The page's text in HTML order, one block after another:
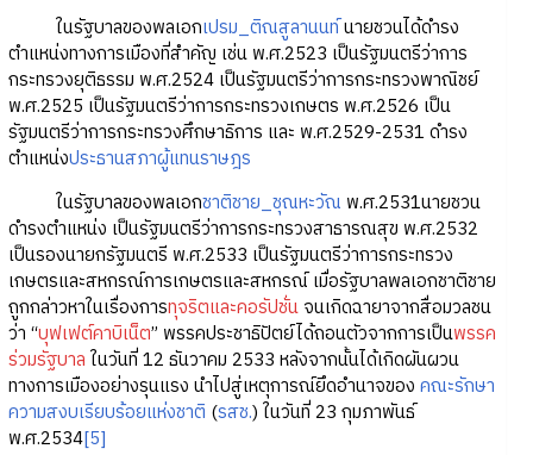
ในรัฐบาลของพลเอกเปรม_ติณสูลานนท์นายชวนได้ดำรง
ตำแหน่งทางการเมืองที่สำคัญ เช่น พ.ศ.2523 เป็นรัฐมนตรีว่าการ
กระทรวงยุติธรรม พ.ศ.2524 เป็นรัฐมนตรีว่าการกระทรวงพาณิชย์
พ.ศ.2525 เป็นรัฐมนตรีว่าการกระทรวงเกษตร พ.ศ.2526 เป็น
รัฐมนตรีว่าการกระทรวงศึกษาธิการ และ พ.ศ.2529-2531 ดำรง
ตำแหน่งประธานสภาผู้แทนราษฎร
ในรัฐบาลของพลเอกชาติชาย_ชุณหะวัณ พ.ศ.2531นายชวน
ดำรงตำแหน่ง เป็นรัฐมนตรีว่าการกระทรวงสาธารณสุข พ.ศ.2532
เป็นรองนายกรัฐมนตรี พ.ศ.2533 เป็นรัฐมนตรีว่าการกระทรวง
เกษตรและสหกรณ์การเกษตรและสหกรณ์ เมื่อรัฐบาลพลเอกชาติชาย
ถูกกล่าวหาในเรื่องการทุจริตและคอรัปชั่นจนเกิดฉายาจากสื่อมวลชน
ว่า “บุฟเฟต์คาบิเน็ต” พรรคประชาธิปัตย์ได้ถอนตัวจากการเป็นพรรค
ร่วมรัฐบาล ในวันที่ 12 ธันวาคม 2533 หลังจากนั้นได้เกิดผันผวน
ทางการเมืองอย่างรุนแรง นำไปสู่เหตุการณ์ยึดอำนาจของ คณะรักษา
ความสงบเรียบร้อยแห่งชาติ (รสช.) ในวันที่ 23 กุมภาพันธ์
พ.ศ.2534[5]